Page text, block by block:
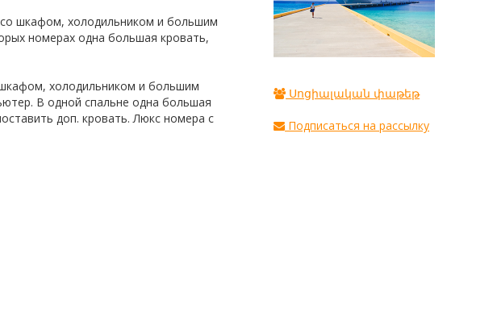
шкафом, холодильником и большим
номерах одна большая кровать,
шкафом, холодильником и большим
В одной спальне одна большая
доп. кровать. Люкс номера с
Սոցիալական փաթեթ
Подписаться на рассылку